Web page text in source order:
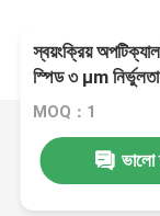
স্বয়ংক্রিয়
স্পিড ৩ μm
MOQ：1
ভালো